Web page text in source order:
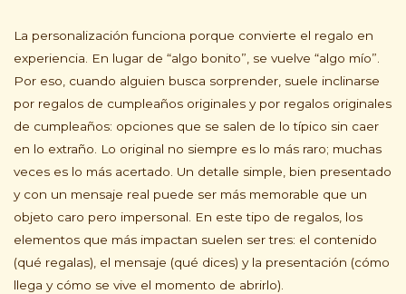
La personalización funciona porque convierte el regalo en
experiencia. En lugar de “algo bonito”, se vuelve “algo mío”.
Por eso, cuando alguien busca sorprender, suele inclinarse
por regalos de cumpleaños originales y por regalos originales
de cumpleaños: opciones que se salen de lo típico sin caer
en lo extraño. Lo original no siempre es lo más raro; muchas
veces es lo más acertado. Un detalle simple, bien presentado
y con un mensaje real puede ser más memorable que un
objeto caro pero impersonal. En este tipo de regalos, los
elementos que más impactan suelen ser tres: el contenido
(qué regalas), el mensaje (qué dices) y la presentación (cómo
llega y cómo se vive el momento de abrirlo).